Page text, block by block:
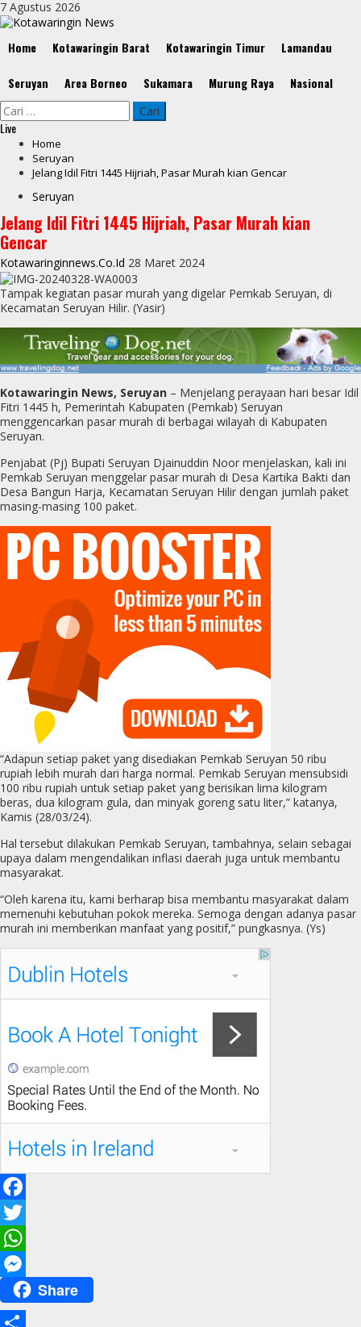
Skip
to
7 Agustus 2026
Menu
Home Kotawaringin Barat Kotawaringin Timur Lamandau
Seruyan Area Borneo Sukamara Murung Raya Nasional
Cari
untuk:
Live
Home
Seruyan
Jelang Idil Fitri 1445 Hijriah, Pasar Murah kian Gencar
Seruyan
Jelang Idil Fitri 1445 Hijriah, Pasar Murah kian
Gencar
Kotawaringinnews.co.id 28 Maret 2024
Tampak kegiatan pasar murah yang digelar Pemkab Seruyan, di
Kecamatan Seruyan Hilir. (Yasir)
Kotawaringin News, Seruyan – Menjelang perayaan hari besar Idil
Fitri 1445 h, Pemerintah Kabupaten (Pemkab) Seruyan
menggencarkan pasar murah di berbagai wilayah di Kabupaten
Seruyan.
Penjabat (Pj) Bupati Seruyan Djainuddin Noor menjelaskan, kali ini
Pemkab Seruyan menggelar pasar murah di Desa Kartika Bakti dan
Desa Bangun Harja, Kecamatan Seruyan Hilir dengan jumlah paket
masing-masing 100 paket.
“Adapun setiap paket yang disediakan Pemkab Seruyan 50 ribu
rupiah lebih murah dari harga normal. Pemkab Seruyan mensubsidi
100 ribu rupiah untuk setiap paket yang berisikan lima kilogram
beras, dua kilogram gula, dan minyak goreng satu liter,” katanya,
Kamis (28/03/24).
Hal tersebut dilakukan Pemkab Seruyan, tambahnya, selain sebagai
upaya dalam mengendalikan inflasi daerah juga untuk membantu
masyarakat.
“Oleh karena itu, kami berharap bisa membantu masyarakat dalam
memenuhi kebutuhan pokok mereka. Semoga dengan adanya pasar
murah ini memberikan manfaat yang positif,” pungkasnya. (Ys)
F
a
c
b
T
w
t
W
a
e
Share